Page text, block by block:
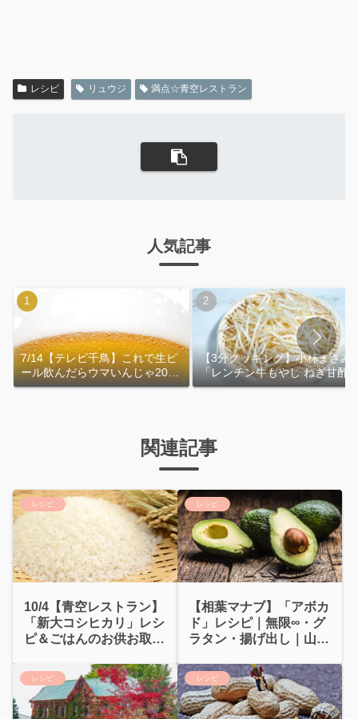
レシピ リュウジ 満点☆青空レストラン
人気記事
7/14【テレビ千鳥】これで生ビ
ール飲んだらウマいんじゃ2026
｜おおよその作り方
【3分クッキング】小林まさみ
「レンチン牛もやし ねぎ甘酢
れ」作り方
関連記事
レシピ
10/4【青空レストラン】
「新大コシヒカリ」レシ
ピ＆ごはんのお供お取り
レシピ
【相葉マナブ】「アボカ
ド」レシピ｜無限∞・グ
ラタン・揚げ出し｜山本
レシピ レシピ